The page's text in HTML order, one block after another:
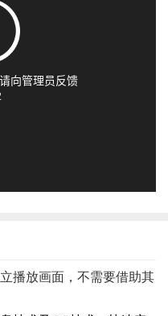
播放画面，不需要借助其